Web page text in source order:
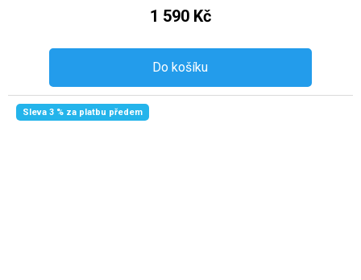
1 590 Kč
Do košíku
Sleva 3 % za platbu předem